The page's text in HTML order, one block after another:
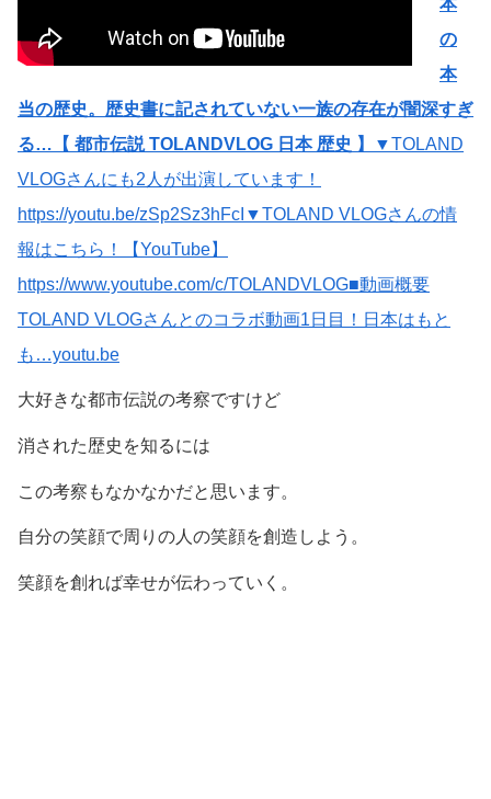
の
本
当の歴史。歴史書に記されていない一族の存在が闇深すぎ
る…【 都市伝説 TOLANDVLOG 日本 歴史 】
▼TOLAND
VLOGさんにも2人が出演しています！
https://youtu.be/zSp2Sz3hFcI▼TOLAND VLOGさんの情
報はこちら！【YouTube】
https://www.youtube.com/c/TOLANDVLOG■動画概要
TOLAND VLOGさんとのコラボ動画1日目！日本はもと
も…youtu.be
大好きな都市伝説の考察ですけど
消された歴史を知るには
この考察もなかなかだと思います。
自分の笑顔で周りの人の笑顔を創造しよう。
笑顔を創れば幸せが伝わっていく。